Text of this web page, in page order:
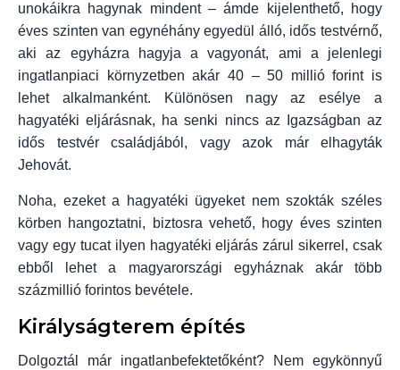
unokáikra hagynak mindent – ámde kijelenthető, hogy
éves szinten van egynéhány egyedül álló, idős testvérnő,
aki az egyházra hagyja a vagyonát, ami a jelenlegi
ingatlanpiaci környzetben akár 40 – 50 millió forint is
lehet alkalmanként. Különösen nagy az esélye a
hagyatéki eljárásnak, ha senki nincs az Igazságban az
idős testvér családjából, vagy azok már elhagyták
Jehovát.
Noha, ezeket a hagyatéki ügyeket nem szokták széles
körben hangoztatni, biztosra vehető, hogy éves szinten
vagy egy tucat ilyen hagyatéki eljárás zárul sikerrel, csak
ebből lehet a magyarországi egyháznak akár több
százmillió forintos bevétele.
Királyságterem építés
Dolgoztál már ingatlanbefektetőként? Nem egykönnyű